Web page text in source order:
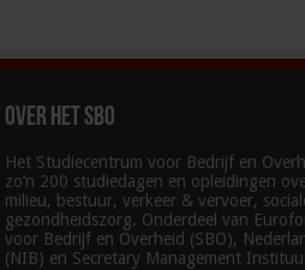
Over het SBO
Het Studiecentrum voor Bedrijf en
zo’n 200 studiedagen en opleidingen
milieu, bestuur, verkeer & vervoer,
gezondheidszorg. Onderdeel van
voor Bedrijf en Overheid (SBO),
(NIB) en Secretary Management